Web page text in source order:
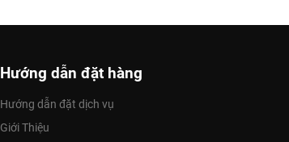
Hướng dẫn đặt hàng
Hướng dẫn đặt dịch vụ
Giới Thiệu